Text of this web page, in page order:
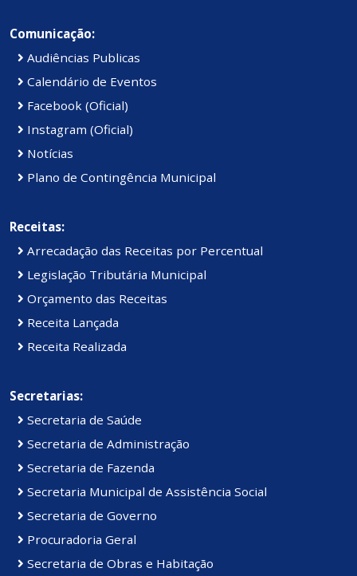
Comunicação:
Audiências Publicas
Calendário de Eventos
Facebook (Oficial)
Instagram (Oficial)
Notícias
Plano de Contingência Municipal
Receitas:
Arrecadação das Receitas por Percentual
Legislação Tributária Municipal
Orçamento das Receitas
Receita Lançada
Receita Realizada
Secretarias:
Secretaria de Saúde
Secretaria de Administração
Secretaria de Fazenda
Secretaria Municipal de Assistência Social
Secretaria de Governo
Procuradoria Geral
Secretaria de Obras e Habitação